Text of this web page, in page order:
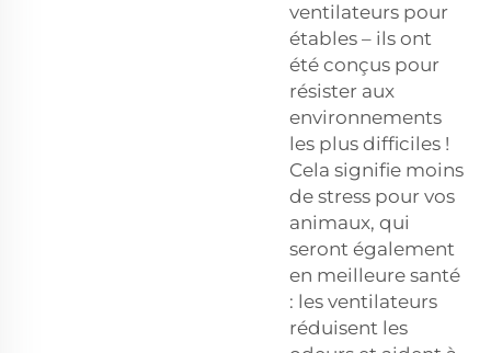
ventilateurs pour
étables – ils ont
été conçus pour
résister aux
environnements
les plus difficiles !
Cela signifie moins
de stress pour vos
animaux, qui
seront également
en meilleure santé
: les ventilateurs
réduisent les